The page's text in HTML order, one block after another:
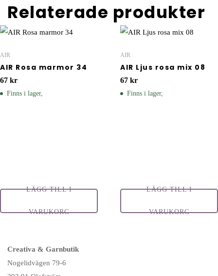
Relaterade produkter
AIR
AIR Rosa marmor 34
67 kr
Finns i lager,
LÄGG TILL I
VARUKORG
AIR
AIR Ljus rosa mix 08
67 kr
Finns i lager,
LÄGG TILL I
VARUKORG
Creativa & Garnbutik
Nogelidvägen 79-6